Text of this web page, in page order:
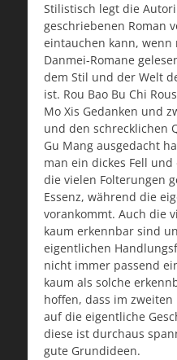
Stilistisch legt die
geschriebenen Roman
eintauchen kann, wenn
Danmei-Romane
dem Stil und der Welt
ist. Rou Bao Bu Chi
Mo Xis Gedanken und
und den schrecklichen
Gu Mang ausgedacht
man ein dickes Fell
die vielen Folterungen
Essenz, während die
vorankommt. Auch die
kaum erkennbar sind
eigentlichen
nicht immer passend
kaum als solche
hoffen, dass im
auf die eigentliche
diese ist durchaus
gute Grundideen.